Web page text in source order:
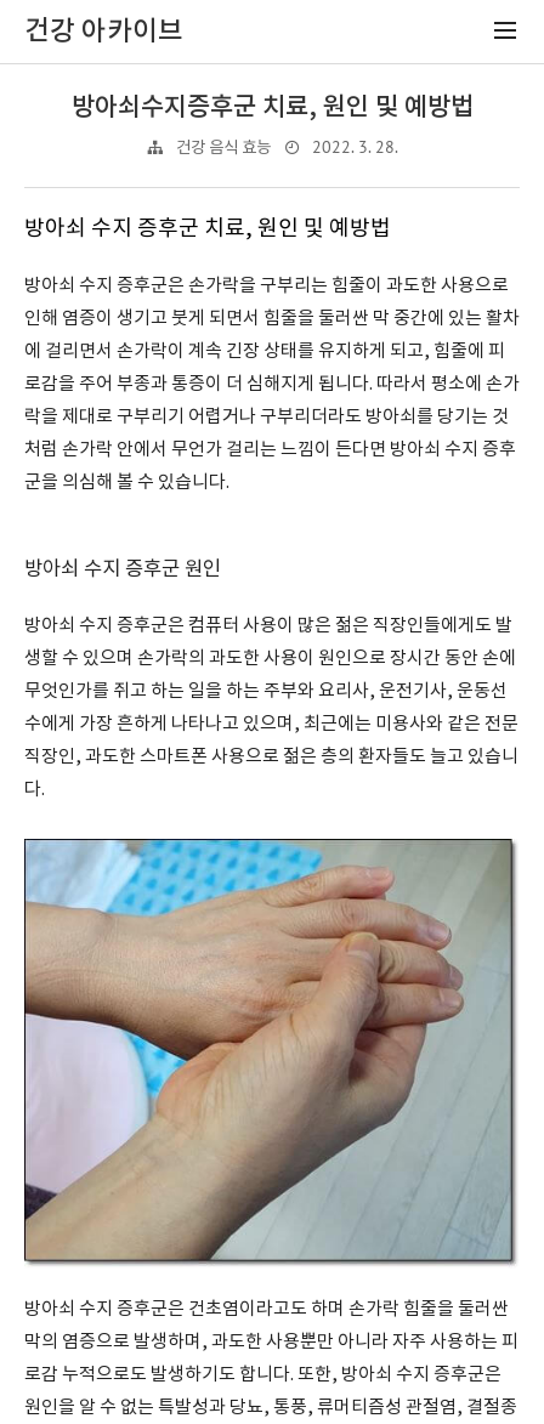
건강 아카이브
방아쇠수지증후군 치료, 원인 및 예방법
건강 음식 효능 2022. 3. 28.
방아쇠 수지 증후군 치료, 원인 및 예방법
방아쇠 수지 증후군은 손가락을 구부리는 힘줄이 과도한 사용으로
인해 염증이 생기고 붓게 되면서 힘줄을 둘러싼 막 중간에 있는 활차
에 걸리면서 손가락이 계속 긴장 상태를 유지하게 되고, 힘줄에 피
로감을 주어 부종과 통증이 더 심해지게 됩니다. 따라서 평소에 손가
락을 제대로 구부리기 어렵거나 구부리더라도 방아쇠를 당기는 것
처럼 손가락 안에서 무언가 걸리는 느낌이 든다면 방아쇠 수지 증후
군을 의심해 볼 수 있습니다.
방아쇠 수지 증후군 원인
방아쇠 수지 증후군은 컴퓨터 사용이 많은 젊은 직장인들에게도 발
생할 수 있으며 손가락의 과도한 사용이 원인으로 장시간 동안 손에
무엇인가를 쥐고 하는 일을 하는 주부와 요리사, 운전기사, 운동선
수에게 가장 흔하게 나타나고 있으며, 최근에는 미용사와 같은 전문
직장인, 과도한 스마트폰 사용으로 젊은 층의 환자들도 늘고 있습니
다.
방아쇠 수지 증후군은 건초염이라고도 하며 손가락 힘줄을 둘러싼
막의 염증으로 발생하며, 과도한 사용뿐만 아니라 자주 사용하는 피
로감 누적으로도 발생하기도 합니다. 또한, 방아쇠 수지 증후군은
원인을 알 수 없는 특발성과 당뇨, 통풍, 류머티즘성 관절염, 결절종